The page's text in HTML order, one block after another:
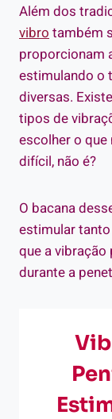
Além dos
vibro também
proporcionam
estimulando o
diversas.
tipos de
escolher o
difícil, não é?
O bacana
estimular
que a
durante a